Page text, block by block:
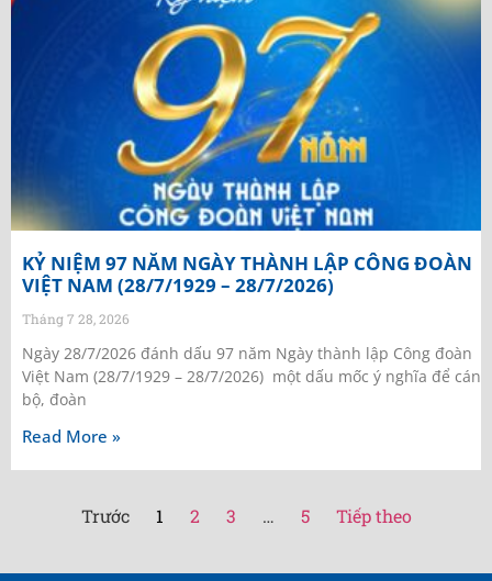
KỶ NIỆM 97 NĂM NGÀY THÀNH LẬP CÔNG ĐOÀN
VIỆT NAM (28/7/1929 – 28/7/2026)
Tháng 7 28, 2026
Ngày 28/7/2026 đánh dấu 97 năm Ngày thành lập Công đoàn
Việt Nam (28/7/1929 – 28/7/2026) một dấu mốc ý nghĩa để cán
bộ, đoàn
Read More »
Trước 1 2 3 … 5 Tiếp theo